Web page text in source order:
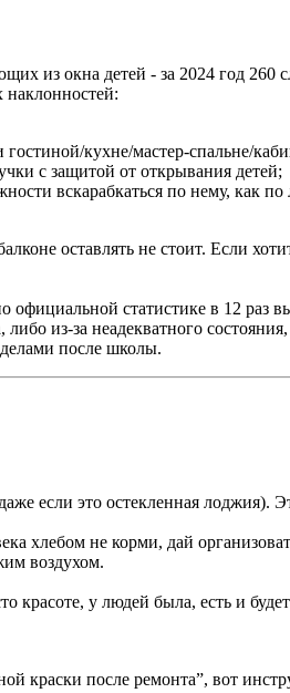
из окна детей - за 2024 год
наклонностей:
кухне/мастер-спальне/
с защитой от открывания детей;
вскарабкаться по нему, как по
оставлять не стоит. Если
статистике в 12 раз
из-за неадекватного
после школы.
если это остекленная лоджия).
хлебом не корми, дай
воздухом.
красоте, у людей была, есть и
краски после ремонта”, вот